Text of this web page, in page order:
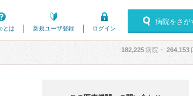
とは
新規ユーザ登録 ログイン
病院をさが
182,225病院・ 264,153